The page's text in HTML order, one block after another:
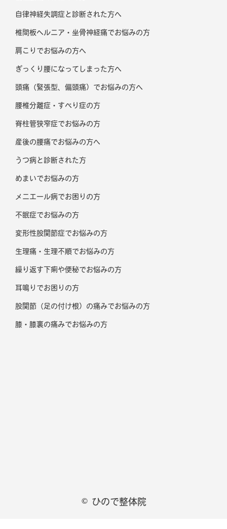
自律神経失調症と診断された方へ
椎間板ヘルニア・坐骨神経痛でお悩みの方
肩こりでお悩みの方へ
ぎっくり腰になってしまった方へ
頭痛（緊張型、偏頭痛）でお悩みの方へ
腰椎分離症・すべり症の方
脊柱管狭窄症でお悩みの方
産後の腰痛でお悩みの方へ
うつ病と診断された方
めまいでお悩みの方
メニエール病でお困りの方
不眠症でお悩みの方
変形性股関節症でお悩みの方
生理痛・生理不順でお悩みの方
繰り返す下痢や便秘でお悩みの方
耳鳴りでお困りの方
股関節（足の付け根）の痛みでお悩みの方
膝・膝裏の痛みでお悩みの方
© ひので整体院